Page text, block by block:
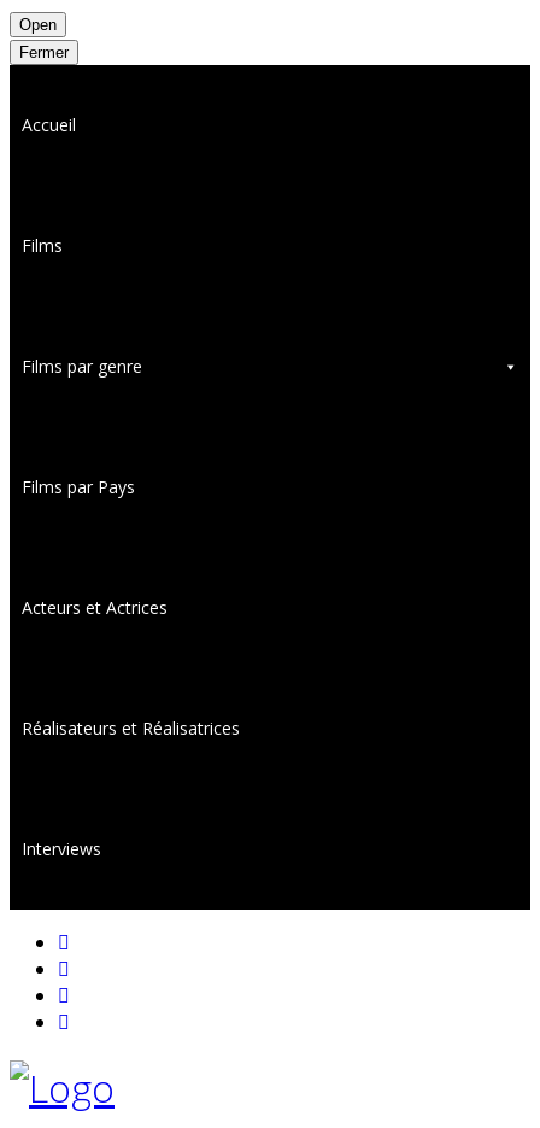
Open
Fermer
Accueil
Films
Films par genre
Films par Pays
Acteurs et Actrices
Réalisateurs et Réalisatrices
Interviews